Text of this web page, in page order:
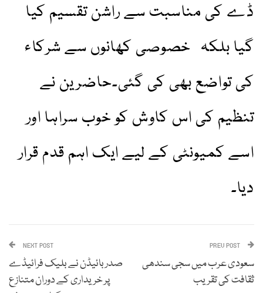
ڈے کی مناسبت سے راشن تقسیم کیا
گیا بلکہ خصوصی کھانوں سے شرکاء
کی تواضع بھی کی گئی۔حاضرین نے
تنظیم کی اس کاوش کو خوب سراہا اور
اسے کمیونٹی کے لیے ایک اہم قدم قرار
دیا۔
سعودی عرب میں سجی سندھی
ثقافت کی تقریب
NEXT POST
صدر بائیڈن نے بلیک فرائیڈے
پر خریداری کے دوران متنازع